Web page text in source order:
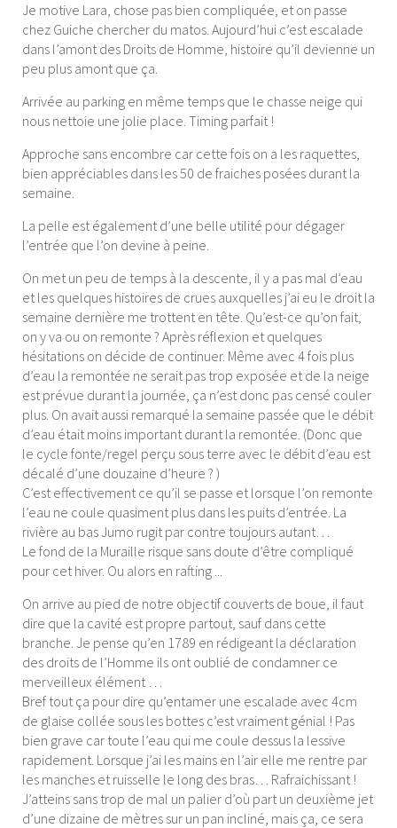
Je motive Lara, chose pas bien compliquée, et on passe
chez Guiche chercher du matos. Aujourd’hui c’est escalade
dans l’amont des Droits de Homme, histoire qu’il devienne un
peu plus amont que ça.
Arrivée au parking en même temps que le chasse neige qui
nous nettoie une jolie place. Timing parfait !
Approche sans encombre car cette fois on a les raquettes,
bien appréciables dans les 50 de fraiches posées durant la
semaine.
La pelle est également d’une belle utilité pour dégager
l’entrée que l’on devine à peine.
On met un peu de temps à la descente, il y a pas mal d’eau
et les quelques histoires de crues auxquelles j’ai eu le droit la
semaine dernière me trottent en tête. Qu’est-ce qu’on fait,
on y va ou on remonte ? Après réflexion et quelques
hésitations on décide de continuer. Même avec 4 fois plus
d’eau la remontée ne serait pas trop exposée et de la neige
est prévue durant la journée, ça n’est donc pas censé couler
plus. On avait aussi remarqué la semaine passée que le débit
d’eau était moins important durant la remontée. (Donc que
le cycle fonte/regel perçu sous terre avec le débit d’eau est
décalé d’une douzaine d’heure ? )
C’est effectivement ce qu’il se passe et lorsque l’on remonte
l’eau ne coule quasiment plus dans les puits d’entrée. La
rivière au bas Jumo rugit par contre toujours autant…
Le fond de la Muraille risque sans doute d’être compliqué
pour cet hiver. Ou alors en rafting ...
On arrive au pied de notre objectif couverts de boue, il faut
dire que la cavité est propre partout, sauf dans cette
branche. Je pense qu’en 1789 en rédigeant la déclaration
des droits de l’Homme ils ont oublié de condamner ce
merveilleux élément …
Bref tout ça pour dire qu’entamer une escalade avec 4cm
de glaise collée sous les bottes c’est vraiment génial ! Pas
bien grave car toute l’eau qui me coule dessus la lessive
rapidement. Lorsque j’ai les mains en l’air elle me rentre par
les manches et ruisselle le long des bras… Rafraichissant !
J’atteins sans trop de mal un palier d’où part un deuxième jet
d’une dizaine de mètres sur un pan incliné, mais ça, ce sera